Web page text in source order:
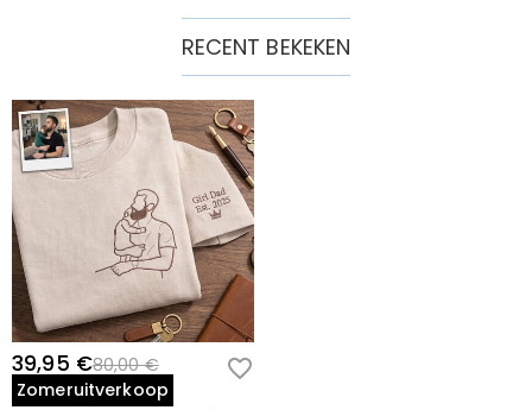
RECENT BEKEKEN
39,95 €80,00 €
Zomeruitverkoop